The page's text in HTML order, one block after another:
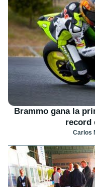
Brammo gana la
record
Carlos